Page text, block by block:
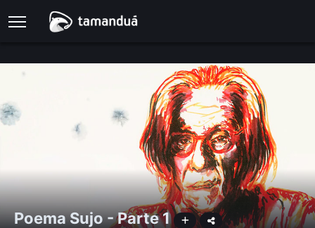
Poema Sujo - Parte 1